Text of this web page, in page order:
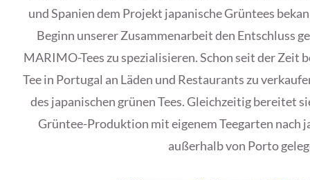
und Spanien dem Projekt japanische Grüntees
Beginn unserer Zusammenarbeit den Entschluss
MARIMO-Tees zu spezialisieren. Schon seit der Zeit
Tee in Portugal an Läden und Restaurants zu
des japanischen grünen Tees. Gleichzeitig bereitet
Grüntee-Produktion mit eigenem Teegarten nach
außerhalb von Porto